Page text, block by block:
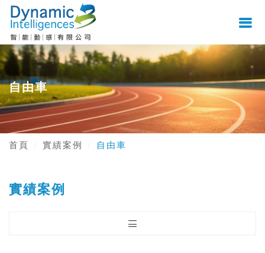
自由車
首頁 實績案例 自由車
實績案例